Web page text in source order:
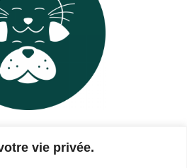
vie privée.
CGV